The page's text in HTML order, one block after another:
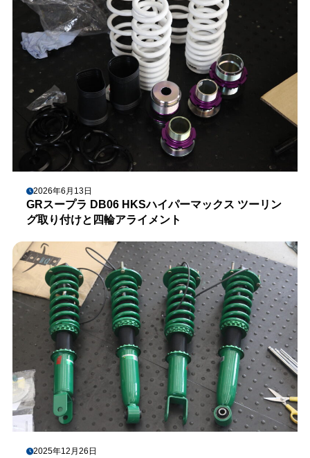
2026年6月13日
GRスープラ DB06 HKSハイパーマックス ツーリン
グ取り付けと四輪アライメント
2025年12月26日